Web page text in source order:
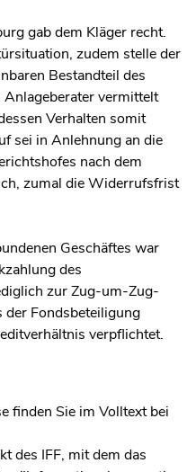
gab dem Kläger recht.
zudem stelle der
Bestandteil des
vermittelt
Verhalten somit
sei in Anlehnung an die
nach dem
zumal die Widerrufsfrist
Geschäftes war
des
zur Zug-um-Zug-
Fondsbeteiligung
verpflichtet.
finden Sie im Volltext bei
des IFF, mit dem das